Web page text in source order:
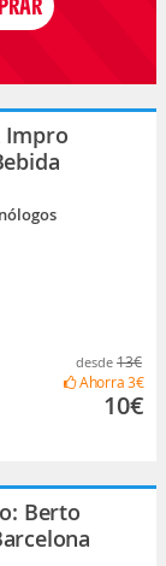
Impro
desde 13€
Ahorra3€
10€
Berto